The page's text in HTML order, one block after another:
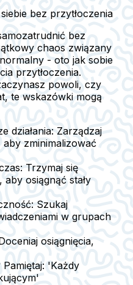
bez przytłoczenia
bez
chaos związany
- oto jak sobie
przytłoczenia.
powoli, czy
te wskazówki mogą
działania: Zarządzaj
zminimalizować
Trzymaj się
osiągnąć stały
Szukaj
w grupach
osiągnięcia,
'Każdy